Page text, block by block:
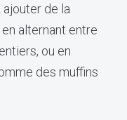
de la
alternant entre
ou en
des muffins